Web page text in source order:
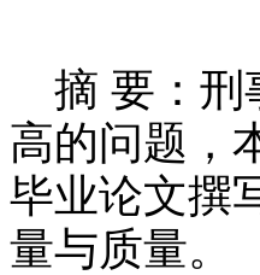
摘 要：刑
高的问题，
毕业论文撰
量与质量。